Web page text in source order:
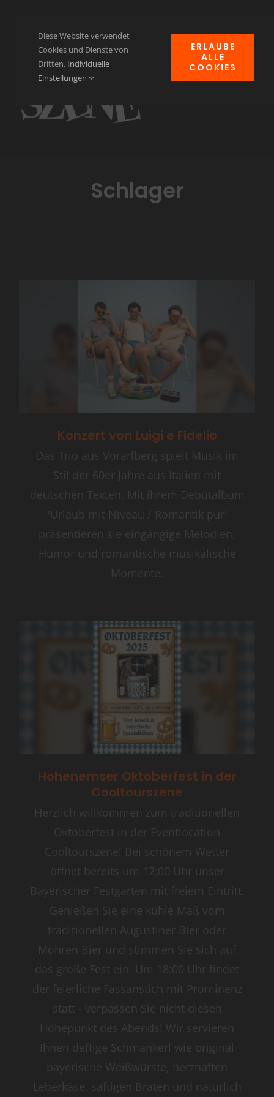
springen
Home
Schlager
Konzert von Luigi e Fidelio
Das Trio aus Vorarlberg spielt Musik im
Stil der 60er Jahre aus Italien mit
deutschen Texten. Mit ihrem Debütalbum
'Urlaub mit Niveau / Romantik pur'
präsentieren sie eingängige Melodien,
Humor und romantische musikalische
Momente.
Hohenemser Oktoberfest in der
Cooltourszene
Herzlich willkommen zum traditionellen
Oktoberfest in der Eventlocation
Cooltourszene! Bei schönem Wetter
öffnet bereits um 12:00 Uhr unser
Bayerischer Festgarten mit freiem Eintritt.
Genießen Sie eine kühle Maß vom
traditionellen Augustiner Bier oder
Mohren Bier und stimmen Sie sich auf
das große Fest ein. Um 18:00 Uhr findet
der feierliche Fassanstich mit Prominenz
statt - verpassen Sie nicht diesen
Höhepunkt des Abends! Wir servieren
Ihnen deftige Schmankerl wie original
bayerische Weißwürste, herzhaften
Leberkäse, saftigen Braten und natürlich
Diese Website verwendet
Cookies und Dienste von
Dritten. Individuelle
Einstellungen
ERLAUBE
ALLE
COOKIES